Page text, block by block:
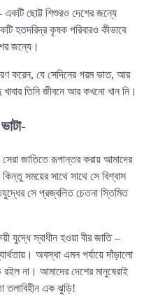
একটি ছোট্ট শিশুরও দেশের জন্যে
হতদরিদ্র কৃষক পরিবারও কীভাবে
জন্যে।
করেন, যে সেদিনের গরম ভাত, আর
তিনি জীবনে আর কখনো খান নি।
জাতিতে রূপান্তর করায় আমাদের
সময়ের সাথে সাথে সে বিশ্বাস
সে প্রজ্বলিত চেতনা স্তিমিত
যুদ্ধে স্বাধীন হওয়া বীর জাতি –
অবস্থা এমন পর্যায়ে দাঁড়ালো
না। আমাদের দেশের মানুষেরাই
তলাবিহীন এক ঝুড়ি!